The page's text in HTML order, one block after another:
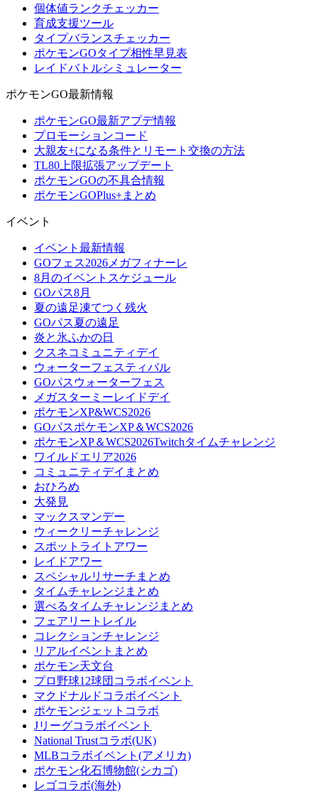
個体値ランクチェッカー
育成支援ツール
タイプバランスチェッカー
ポケモンGOタイプ相性早見表
レイドバトルシミュレーター
ポケモンGO最新情報
ポケモンGO最新アプデ情報
プロモーションコード
大親友+になる条件とリモート交換の方法
TL80上限拡張アップデート
ポケモンGOの不具合情報
ポケモンGOPlus+まとめ
イベント
イベント最新情報
GOフェス2026メガフィナーレ
8月のイベントスケジュール
GOパス8月
夏の遠足凍てつく残火
GOパス夏の遠足
炎と氷ふかの日
クスネコミュニティデイ
ウォーターフェスティバル
GOパスウォーターフェス
メガスターミーレイドデイ
ポケモンXP&WCS2026
GOパスポケモンXP＆WCS2026
ポケモンXP＆WCS2026Twitchタイムチャレンジ
ワイルドエリア2026
コミュニティデイまとめ
おひろめ
大発見
マックスマンデー
ウィークリーチャレンジ
スポットライトアワー
レイドアワー
スペシャルリサーチまとめ
タイムチャレンジまとめ
選べるタイムチャレンジまとめ
フェアリートレイル
コレクションチャレンジ
リアルイベントまとめ
ポケモン天文台
プロ野球12球団コラボイベント
マクドナルドコラボイベント
ポケモンジェットコラボ
Jリーグコラボイベント
National Trustコラボ(UK)
MLBコラボイベント(アメリカ)
ポケモン化石博物館(シカゴ)
レゴコラボ(海外)